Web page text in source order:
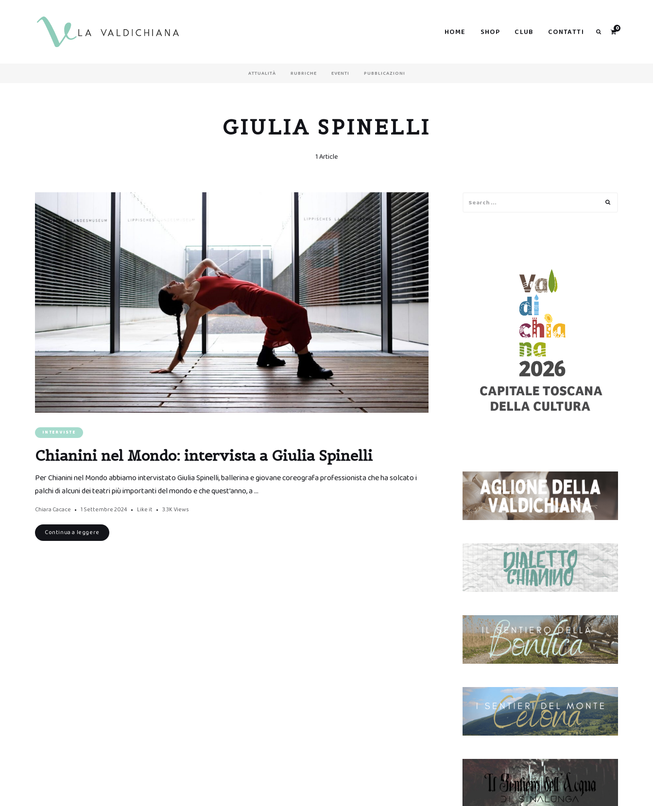
HOME SHOP CLUB CONTATTI 0
ATTUALITÀ RUBRICHE EVENTI PUBBLICAZIONI
GIULIA SPINELLI
1 Article
INTERVISTE
Chianini nel Mondo: intervista a Giulia Spinelli
Per Chianini nel Mondo abbiamo intervistato Giulia Spinelli, ballerina e giovane coreografa professionista che ha solcato i
palchi di alcuni dei teatri più importanti del mondo e che quest’anno, a …
Chiara Cacace 1 Settembre 2024 Like it 3.3K Views
Continua a leggere
for: